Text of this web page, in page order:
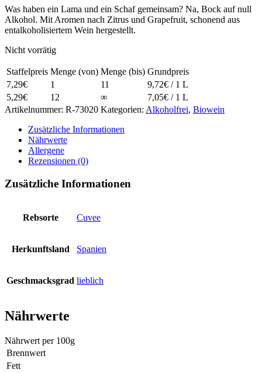
Was haben ein Lama und ein Schaf gemeinsam? Na, Bock auf null
Alkohol. Mit Aromen nach Zitrus und Grapefruit, schonend aus
entalkoholisiertem Wein hergestellt.
Nicht vorrätig
Staffelpreis Menge (von) Menge (bis) Grundpreis
7,29€ 1 11 9,72€ / 1 L
5,29€ 12 ∞ 7,05€ / 1 L
Artikelnummer: R-73020 Kategorien: Alkoholfrei, Biowein
Zusätzliche Informationen
Nährwerte
Allergene
Rezensionen (0)
Zusätzliche Informationen
Rebsorte Cuvee
Herkunftsland Spanien
Geschmacksgrad lieblich
Nährwerte
Nährwert per 100g
Brennwert
Fett